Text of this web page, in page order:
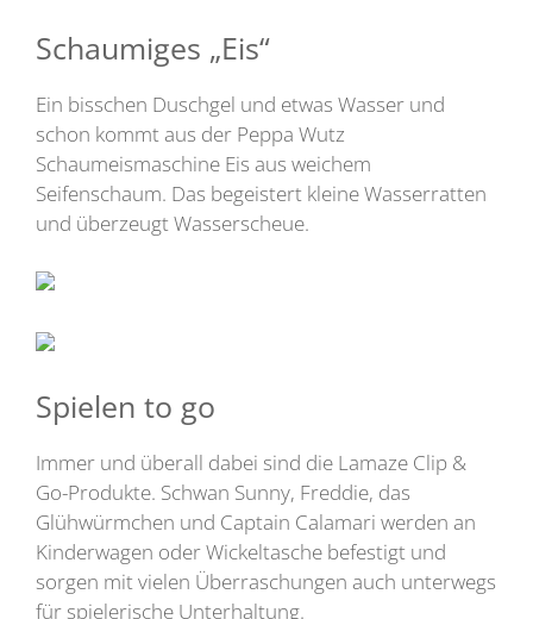
Schaumiges „Eis“
Ein bisschen Duschgel und etwas Wasser und
schon kommt aus der Peppa Wutz
Schaumeismaschine Eis aus weichem
Seifenschaum. Das begeistert kleine Wasserratten
und überzeugt Wasserscheue.
Spielen to go
Immer und überall dabei sind die Lamaze Clip &
Go-Produkte. Schwan Sunny, Freddie, das
Glühwürmchen und Captain Calamari werden an
Kinderwagen oder Wickeltasche befestigt und
sorgen mit vielen Überraschungen auch unterwegs
für spielerische Unterhaltung.